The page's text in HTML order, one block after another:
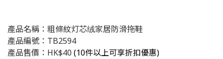
產品名稱：粗條紋灯芯绒家居防滑拖鞋
產品編號：TB2594
產品售價：HK$40 (10件以上可享折扣優惠)